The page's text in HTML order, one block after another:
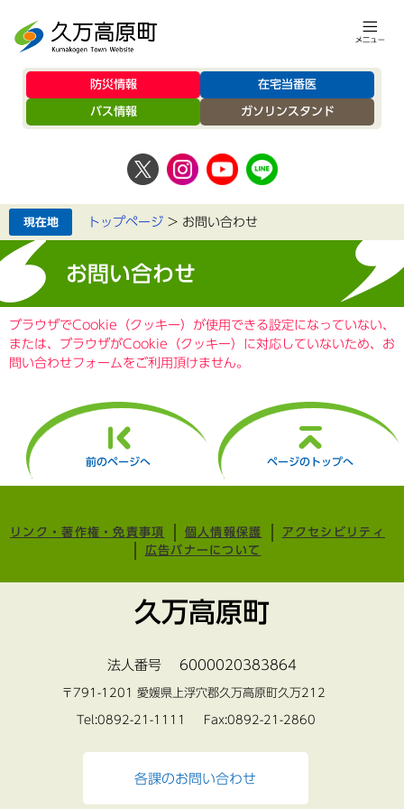
防災情報 在宅当番医
バス情報 ガソリンスタンド
トップページ > お問い合わせ
お問い合わせ
ブラウザでCookie（クッキー）が使用できる設定になっていない、
または、ブラウザがCookie（クッキー）に対応していないため、お
問い合わせフォームをご利用頂けません。
前のページへ ページのトップへ
リンク・著作権・免責事項 個人情報保護
アクセシビリティ
広告バナーについて
久万高原町
法人番号 6000020383864
〒791-1201 愛媛県上浮穴郡久万高原町久万212
Tel:0892-21-1111 Fax:0892-21-2860
各課のお問い合わせ